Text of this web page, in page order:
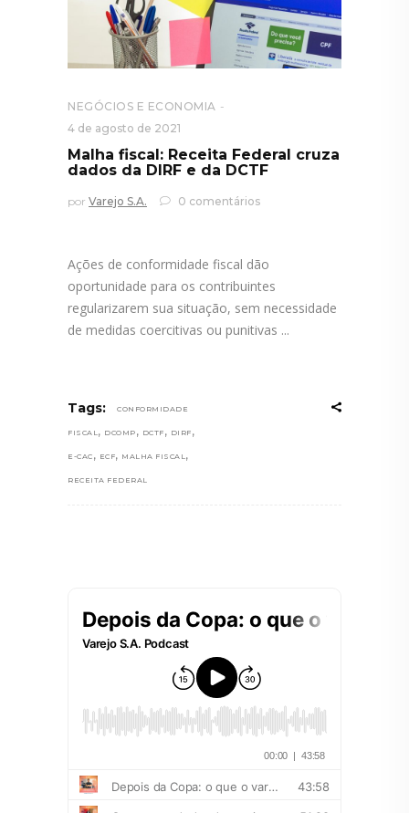
NEGÓCIOS E ECONOMIA
4 de agosto de 2021
Malha fiscal: Receita Federal cruza
dados da DIRF e da DCTF
por Varejo S.A. 0 comentários
Ações de conformidade fiscal dão
oportunidade para os contribuintes
regularizarem sua situação, sem necessidade
de medidas coercitivas ou punitivas
Tags: CONFORMIDADE
FISCAL , DCOMP , DCTF , DIRF ,
E-CAC , ECF, MALHA FISCAL ,
RECEITA FEDERAL